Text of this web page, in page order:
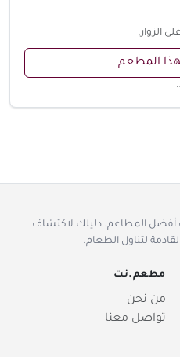
الزوار.
المطعم
المطاعم. دليلك لاكتشاف
لتناول الطعام.
مطعم.نت
من نحن
تواصل معنا